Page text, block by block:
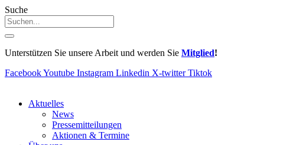
Suche
Unterstützen Sie unsere Arbeit und werden Sie Mitglied!
FacebookYoutube Instagram Linkedin X-twitter Tiktok
Aktuelles
News
Pressemitteilungen
Aktionen & Termine